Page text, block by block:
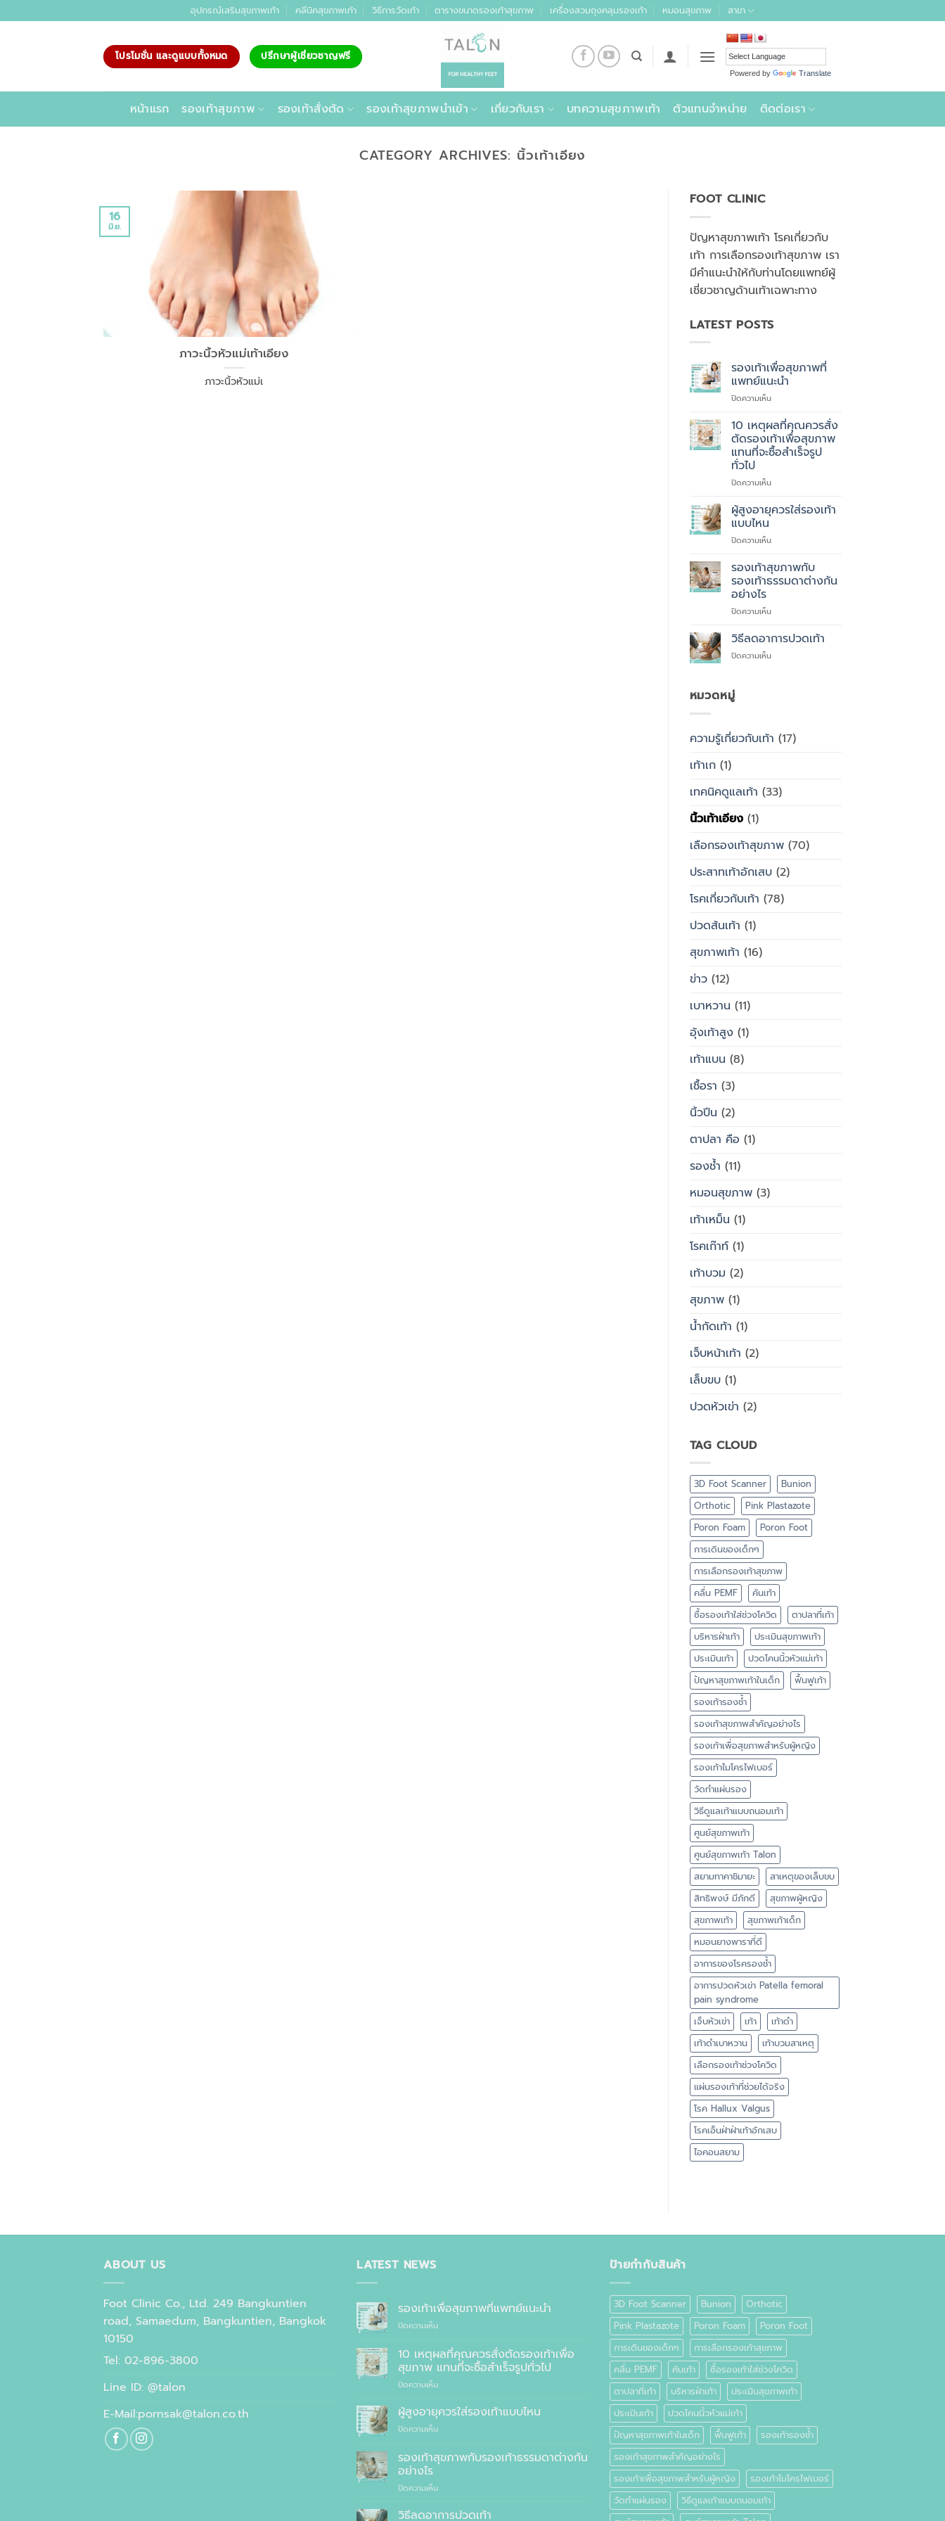
ไป
อุปกรณ์เสริมสุขภาพเท้า คลีนิคสุขภาพเท้า วิธีการวัดเท้า ตารางขนาดรองเท้าสุขภาพ เครื่องสวมถุงคลุมรองเท้า หมอนสุขภาพ สาขา
โปรโมชั่น และดูแบบทั้งหมด ปรึกษาผู้เชี่ยวชาญฟรี
Powered by Translate
หน้าแรก รองเท้าสุขภาพ รองเท้าสั่งตัด รองเท้าสุขภาพนำเข้า เกี่ยวกับเรา บทความสุขภาพเท้า ตัวแทนจำหน่าย ติดต่อเรา
CATEGORY ARCHIVES: นิ้วเท้าเอียง
ภาวะนิ้วหัวแม่เท้าเอียง
ภาวะนิ้วหัวแม่เ
16
มิ.ย.
FOOT CLINIC
ปัญหาสุขภาพเท้า โรคเกี่ยวกับ
เท้า การเลือกรองเท้าสุขภาพ เรา
มีคำแนะนำให้กับท่านโดยแพทย์ผู้
เชี่ยวชาญด้านเท้าเฉพาะทาง
LATEST POSTS
รองเท้าเพื่อสุขภาพที่
แพทย์แนะนำ
ปิดความเห็นบน
เพื่อ
สุขภาพ
ที่
แพทย์
10 เหตุผลที่คุณควรสั่ง
ตัดรองเท้าเพื่อสุขภาพ
แทนที่จะซื้อสำเร็จรูป
ทั่วไป
ปิดความเห็นบน
เหตุผล
ที่
ควร
ตัด
รองเท้า
แทนที่
ซื้อ
ทั่วไป
ผู้สูงอายุควรใส่รองเท้า
แบบไหน
ปิดความเห็นบน
สูง
อายุ
ควร
รองเท้า
ไหน
รองเท้าสุขภาพกับ
รองเท้าธรรมดาต่างกัน
อย่างไร
ปิดความเห็นบน
สุขภาพ
รองเท้า
วิธีลดอาการปวดเท้า
ปิดความเห็นบน
หมวดหมู่
ความรู้เกี่ยวกับเท้า (17)
เท้าเก(1)
เทคนิคดูแลเท้า (33)
นิ้วเท้าเอียง(1)
เลือกรองเท้าสุขภาพ(70)
ประสาทเท้าอักเสบ(2)
โรคเกี่ยวกับเท้า (78)
ปวดส้นเท้า (1)
สุขภาพเท้า (16)
ข่าว(12)
เบาหวาน (11)
อุ้งเท้าสูง(1)
เท้าแบน (8)
เชื้อรา (3)
นิ้วปีน (2)
ตาปลา คือ (1)
รองช้ำ (11)
หมอนสุขภาพ(3)
เท้าเหม็น (1)
โรคเก๊าท์(1)
เท้าบวม (2)
สุขภาพ(1)
น้ำกัดเท้า (1)
เจ็บหน้าเท้า (2)
เล็บขบ(1)
ปวดหัวเข่า (2)
TAG CLOUD
3D Foot Scanner
Bunion
Orthotic
Pink Plastazote
Poron Foam
Poron Foot
การเดินของเด็กๆ
การเลือกรองเท้าสุขภาพ
คลื่น PEMF
คันเท้า
ซื้อรองเท้าใส่ช่วงโควิด
ตาปลาที่เท้า
บริหารฝ่าเท้า
ประเมินสุขภาพเท้า
ประเมินเท้า
ปวดโคนนิ้วหัวแม่เท้า
ปัญหาสุขภาพเท้าในเด็ก
ฟื้นฟูเท้า
รองเท้ารองช้ำ
รองเท้าสุขภาพสำคัญอย่างไร
รองเท้าเพื่อสุขภาพสำหรับผู้หญิง
รองเท้าไมโครไฟเบอร์
วัดทำแผ่นรอง
วิธีดูแลเท้าแบบถนอมเท้า
ศูนย์สุขภาพเท้า
ศูนย์สุขภาพเท้า Talon
สยามทาคาชิมายะ
สาเหตุของเล็บขบ
สิทธิพงษ์ มีภักดี
สุขภาพผู้หญิง
สุขภาพเท้า
สุขภาพเท้าเด็ก
หมอนยางพาราที่ดี
อาการของโรครองช้ำ
อาการปวดหัวเข่า Patella femoral
pain syndrome
เจ็บหัวเข่า
เท้า
เท้าดำ
เท้าดำเบาหวาน
เท้าบวมสาเหตุ
เลือกรองเท้าช่วงโควิด
แผ่นรองเท้าที่ช่วยได้จริง
โรค Hallux Valgus
โรคเอ็นฝ่าฝ่าเท้าอักเสบ
ไอคอนสยาม
ABOUT US
Foot Clinic Co., Ltd. 249 Bangkuntien
road, Samaedum, Bangkuntien, Bangkok
10150
Tel: 02-896-3800
Line ID: @talon
E-Mail:pornsak@talon.co.th
LATEST NEWS
รองเท้าเพื่อสุขภาพที่แพทย์แนะนำ
ปิดความเห็นบน
เพื่อ
สุขภาพ
ที่
แพทย์
10 เหตุผลที่คุณควรสั่งตัดรองเท้าเพื่อ
สุขภาพ แทนที่จะซื้อสำเร็จรูปทั่วไป
ปิดความเห็นบน
เหตุผล
คุณ
สั่ง
ตัด
เพื่อ
แทนที่
ผู้สูงอายุควรใส่รองเท้าแบบไหน
ปิดความเห็นบน
สูง
อายุ
ใส่
แบบ
รองเท้าสุขภาพกับรองเท้าธรรมดาต่างกัน
อย่างไร
ปิดความเห็นบน
สุขภาพ
วิธีลดอาการปวดเท้า
ป้ายกำกับสินค้า
3D Foot Scanner Bunion
Orthotic
Pink Plastazote
Poron Foam
Poron Foot
การเดินของเด็กๆ
การเลือกรองเท้าสุขภาพ
คลื่น PEMF
คันเท้า
ซื้อรองเท้าใส่ช่วงโควิด
ตาปลาที่เท้า
บริหารฝ่าเท้า
ประเมินสุขภาพเท้า
ประเมินเท้า
ปวดโคนนิ้วหัวแม่เท้า
ปัญหาสุขภาพเท้าในเด็ก
ฟื้นฟูเท้า
รองเท้ารองช้ำ
รองเท้าสุขภาพสำคัญอย่างไร
รองเท้าเพื่อสุขภาพสำหรับผู้หญิง
รองเท้าไมโครไฟเบอร์
วัดทำแผ่นรอง
วิธีดูแลเท้าแบบถนอมเท้า